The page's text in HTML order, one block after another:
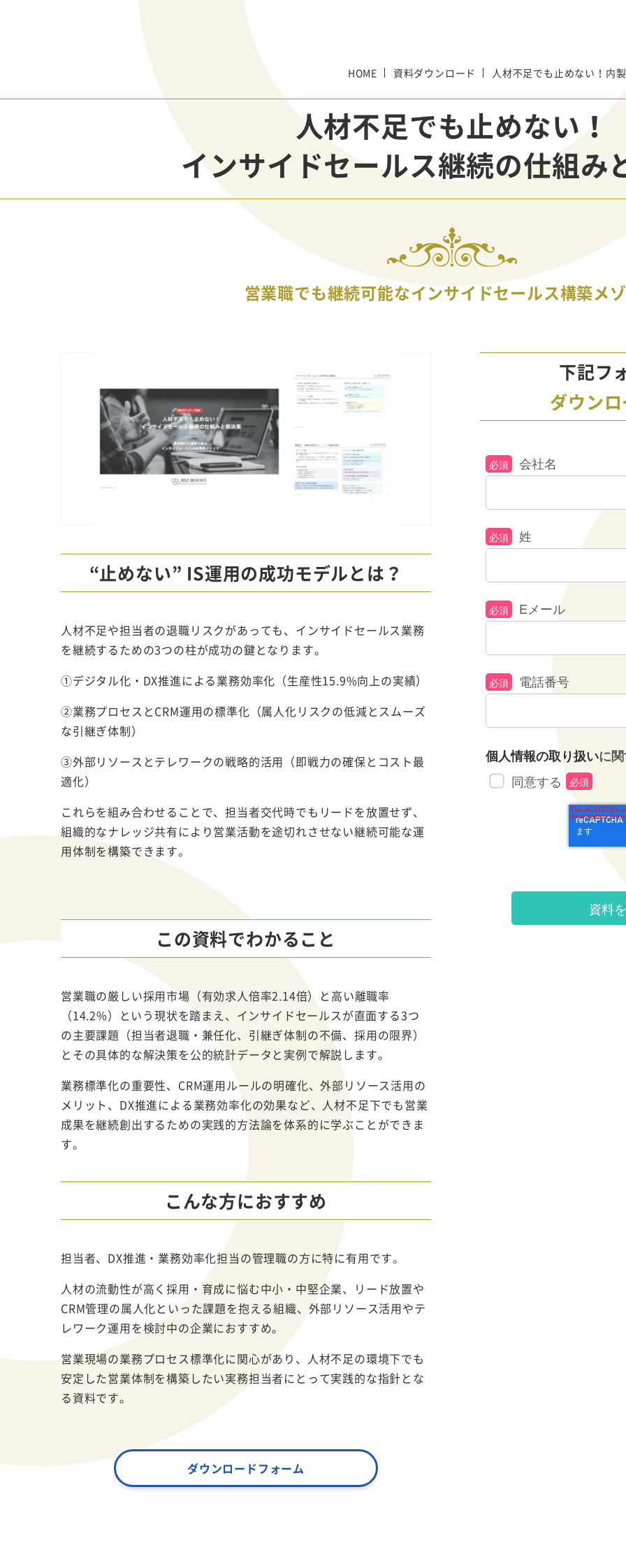
HOME 資料ダウンロード 人材不足でも止めない！内
人材不足でも止めない！
インサイドセールス継続の仕組み
営業職でも継続可能なインサイドセールス構築メ
下記フ
ダウン
会社名
姓
Eメール
電話番号
個人情報の取り扱いに
同意する
“止めない” IS運用の成功モデルとは？
人材不足や担当者の退職リスクがあっても、インサイドセールス業務
を継続するための3つの柱が成功の鍵となります。
①デジタル化・DX推進による業務効率化（生産性15.9%向上の実績）
②業務プロセスとCRM運用の標準化（属人化リスクの低減とスムーズ
な引継ぎ体制）
③外部リソースとテレワークの戦略的活用（即戦力の確保とコスト最
適化）
これらを組み合わせることで、担当者交代時でもリードを放置せず、
組織的なナレッジ共有により営業活動を途切れさせない継続可能な運
用体制を構築できます。
この資料でわかること
営業職の厳しい採用市場（有効求人倍率2.14倍）と高い離職率
（14.2%）という現状を踏まえ、インサイドセールスが直面する3つ
の主要課題（担当者退職・兼任化、引継ぎ体制の不備、採用の限界）
とその具体的な解決策を公的統計データと実例で解説します。
業務標準化の重要性、CRM運用ルールの明確化、外部リソース活用の
メリット、DX推進による業務効率化の効果など、人材不足下でも営業
成果を継続創出するための実践的方法論を体系的に学ぶことができま
す。
こんな方におすすめ
担当者、DX推進・業務効率化担当の管理職の方に特に有用です。
人材の流動性が高く採用・育成に悩む中小・中堅企業、リード放置や
CRM管理の属人化といった課題を抱える組織、外部リソース活用やテ
レワーク運用を検討中の企業におすすめ。
営業現場の業務プロセス標準化に関心があり、人材不足の環境下でも
安定した営業体制を構築したい実務担当者にとって実践的な指針とな
る資料です。
ダウンロードフォーム